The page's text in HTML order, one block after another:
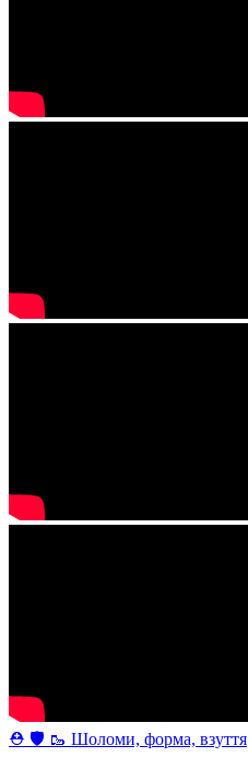
⛑ 🛡 🥾 Шоломи, форма, взуття